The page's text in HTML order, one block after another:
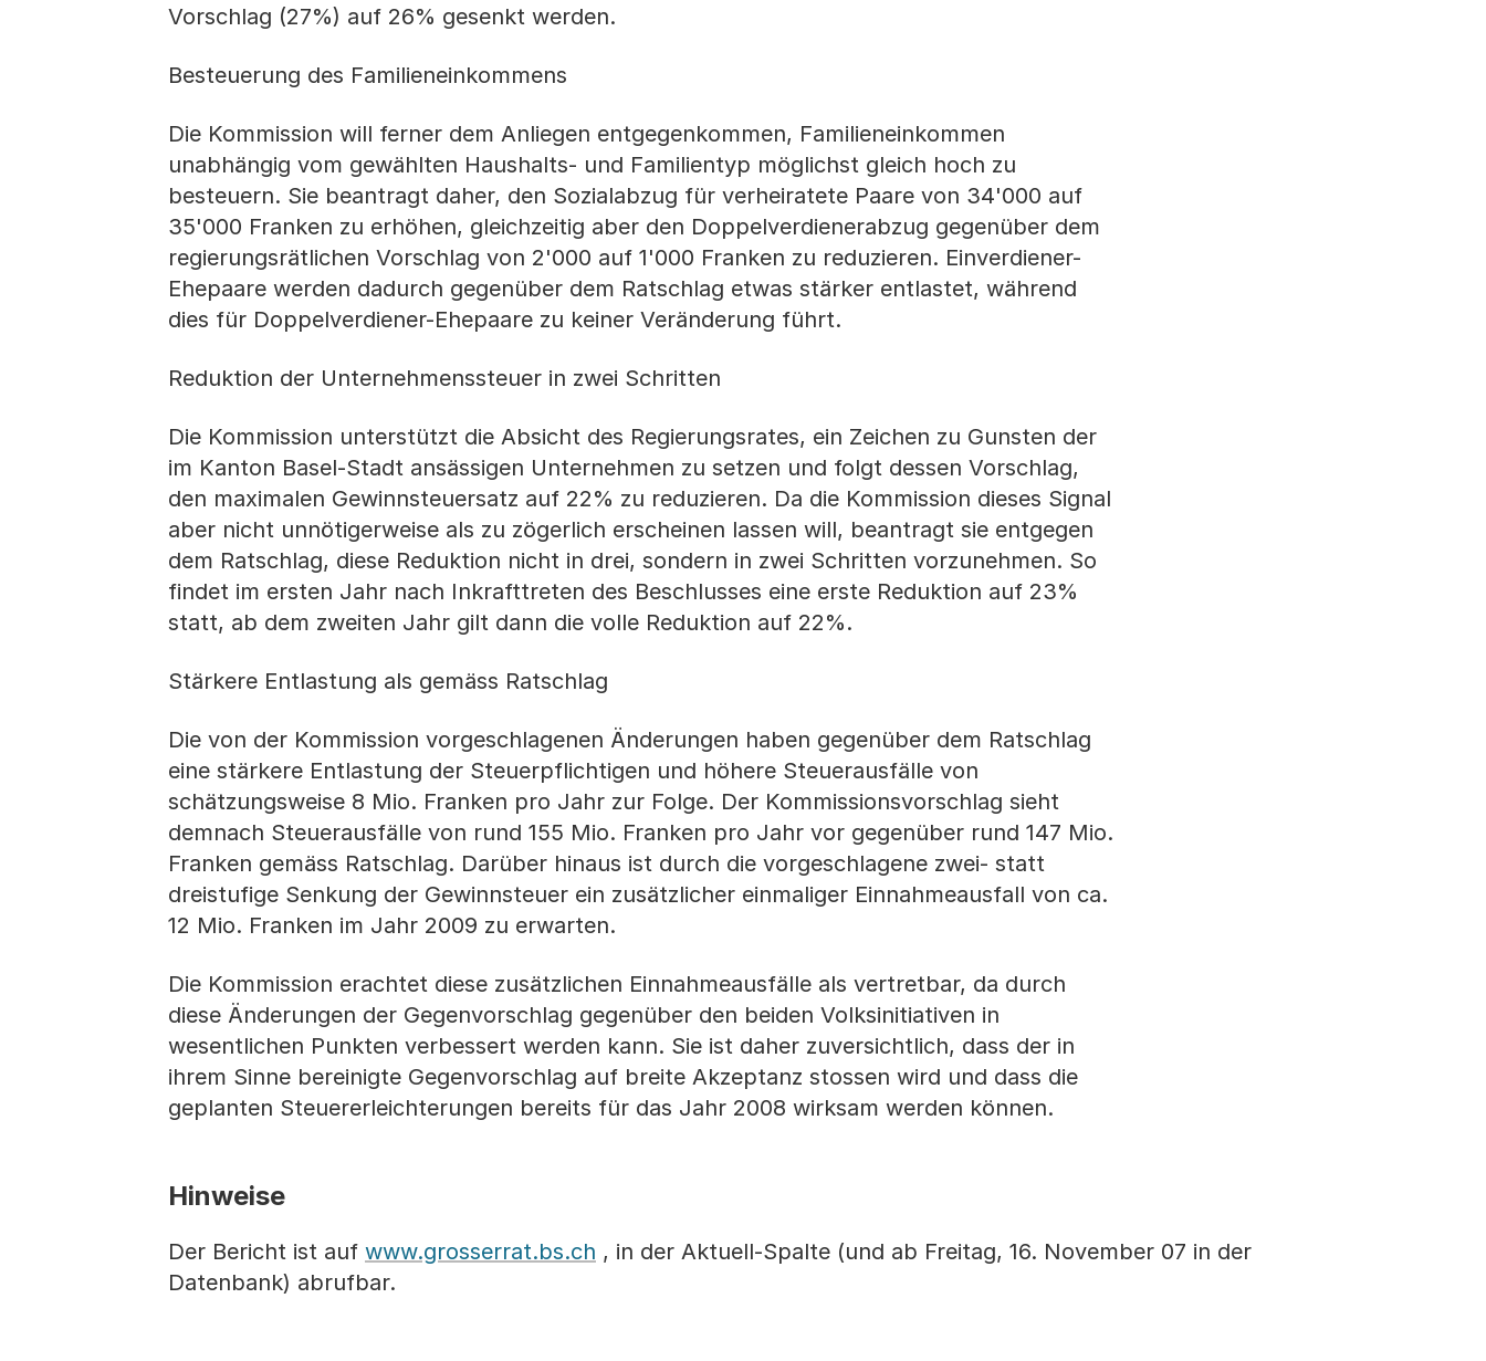
Vorschlag (27%) auf 26% gesenkt werden.
Besteuerung des Familieneinkommens
Die Kommission will ferner dem Anliegen entgegenkommen, Familieneinkommen
unabhängig vom gewählten Haushalts- und Familientyp möglichst gleich hoch zu
besteuern. Sie beantragt daher, den Sozialabzug für verheiratete Paare von 34'000 auf
35'000 Franken zu erhöhen, gleichzeitig aber den Doppelverdienerabzug gegenüber dem
regierungsrätlichen Vorschlag von 2'000 auf 1'000 Franken zu reduzieren. Einverdiener-
Ehepaare werden dadurch gegenüber dem Ratschlag etwas stärker entlastet, während
dies für Doppelverdiener-Ehepaare zu keiner Veränderung führt.
Reduktion der Unternehmenssteuer in zwei Schritten
Die Kommission unterstützt die Absicht des Regierungsrates, ein Zeichen zu Gunsten der
im Kanton Basel-Stadt ansässigen Unternehmen zu setzen und folgt dessen Vorschlag,
den maximalen Gewinnsteuersatz auf 22% zu reduzieren. Da die Kommission dieses Signal
aber nicht unnötigerweise als zu zögerlich erscheinen lassen will, beantragt sie entgegen
dem Ratschlag, diese Reduktion nicht in drei, sondern in zwei Schritten vorzunehmen. So
findet im ersten Jahr nach Inkrafttreten des Beschlusses eine erste Reduktion auf 23%
statt, ab dem zweiten Jahr gilt dann die volle Reduktion auf 22%.
Stärkere Entlastung als gemäss Ratschlag
Die von der Kommission vorgeschlagenen Änderungen haben gegenüber dem Ratschlag
eine stärkere Entlastung der Steuerpflichtigen und höhere Steuerausfälle von
schätzungsweise 8 Mio. Franken pro Jahr zur Folge. Der Kommissionsvorschlag sieht
demnach Steuerausfälle von rund 155 Mio. Franken pro Jahr vor gegenüber rund 147 Mio.
Franken gemäss Ratschlag. Darüber hinaus ist durch die vorgeschlagene zwei- statt
dreistufige Senkung der Gewinnsteuer ein zusätzlicher einmaliger Einnahmeausfall von ca.
12 Mio. Franken im Jahr 2009 zu erwarten.
Die Kommission erachtet diese zusätzlichen Einnahmeausfälle als vertretbar, da durch
diese Änderungen der Gegenvorschlag gegenüber den beiden Volksinitiativen in
wesentlichen Punkten verbessert werden kann. Sie ist daher zuversichtlich, dass der in
ihrem Sinne bereinigte Gegenvorschlag auf breite Akzeptanz stossen wird und dass die
geplanten Steuererleichterungen bereits für das Jahr 2008 wirksam werden können.
Hinweise
Der Bericht ist auf www.grosserrat.bs.ch , in der Aktuell-Spalte (und ab Freitag, 16. November 07 in der
Datenbank) abrufbar.